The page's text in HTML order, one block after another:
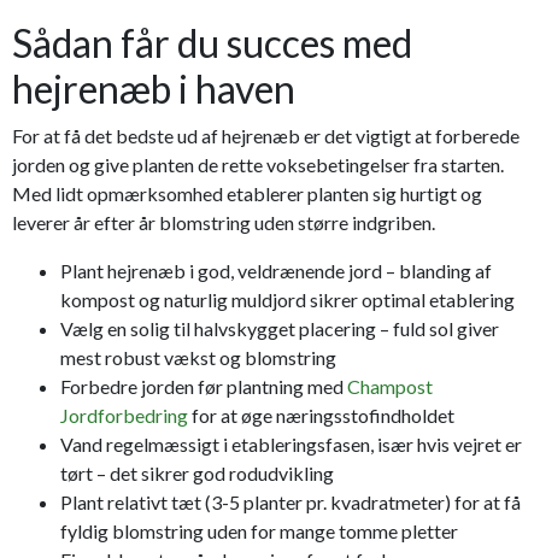
Sådan får du succes med
hejrenæb i haven
For at få det bedste ud af hejrenæb er det vigtigt at forberede
jorden og give planten de rette voksebetingelser fra starten.
Med lidt opmærksomhed etablerer planten sig hurtigt og
leverer år efter år blomstring uden større indgriben.
Plant hejrenæb i god, veldrænende jord – blanding af
kompost og naturlig muldjord sikrer optimal etablering
Vælg en solig til halvskygget placering – fuld sol giver
mest robust vækst og blomstring
Forbedre jorden før plantning medChampost
Jordforbedringfor at øge næringsstofindholdet
Vand regelmæssigt i etableringsfasen, især hvis vejret er
tørt – det sikrer god rodudvikling
Plant relativt tæt (3-5 planter pr. kvadratmeter) for at få
fyldig blomstring uden for mange tomme pletter